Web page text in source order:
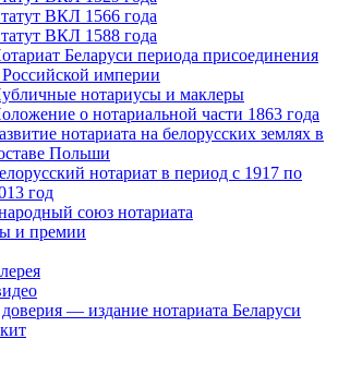
ВКЛ 1566 года
ВКЛ 1588 года
Беларуси периода присоединения
империи
нотариусы и маклеры
о нотариальной части 1863 года
нотариата на белорусских землях в
Польши
нотариат в период с 1917 по
год
союз нотариата
и премии
— издание нотариата Беларуси